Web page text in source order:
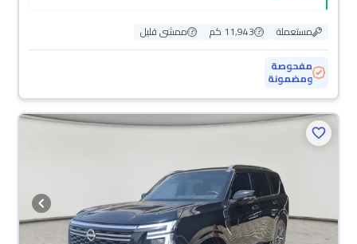
مستعملة 11,943 كم
ممشى قليل
مفحوصة
ومضمونة